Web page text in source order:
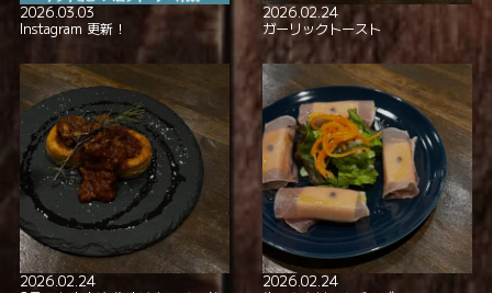
2026.03.03
Instagram 更新！
2026.02.24
ガーリックトースト
2026.02.24
2026.02.24